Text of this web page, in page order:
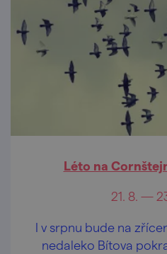
Léto na
21. 8. —
I v srpnu bude na
nedaleko Bítova